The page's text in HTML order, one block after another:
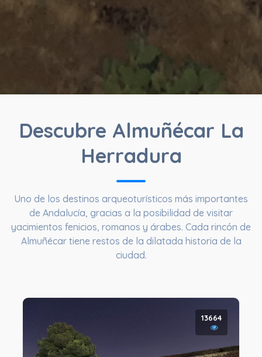
Descubre Almuñécar La
Herradura
Uno de los destinos arqueoturísticos más importantes
de Andalucía, gracias a la posibilidad de visitar
yacimientos fenicios, romanos y árabes. Cada rincón de
Almuñécar tiene restos de la dilatada historia de la
ciudad.
13664